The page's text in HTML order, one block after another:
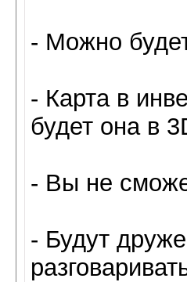
- Можно
- Карта в
будет она в
- Вы не
- Будут